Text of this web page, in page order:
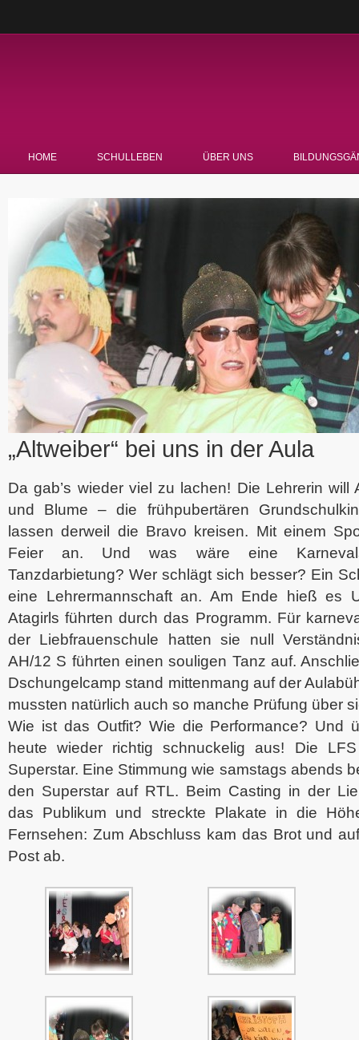
HOME SCHULLEBEN ÜBER UNS
„Altweiber“ bei uns in der Aula
Da gab’s wieder viel zu lachen! Die Lehrerin will
und Blume – die frühpubertären
lassen derweil die Bravo kreisen. Mit einem
Feier an. Und was wäre eine
Tanzdarbietung? Wer schlägt sich besser? Ein
eine Lehrermannschaft an. Am Ende hieß es
Atagirls führten durch das Programm. Für
der Liebfrauenschule hatten sie null
AH/12 S führten einen souligen Tanz auf.
Dschungelcamp stand mittenmang auf der
mussten natürlich auch so manche Prüfung über
Wie ist das Outfit? Wie die Performance? Und
heute wieder richtig schnuckelig aus! Die
Superstar. Eine Stimmung wie samstags abends
den Superstar auf RTL. Beim Casting in der
das Publikum und streckte Plakate in die
Fernsehen: Zum Abschluss kam das Brot und
Post ab.